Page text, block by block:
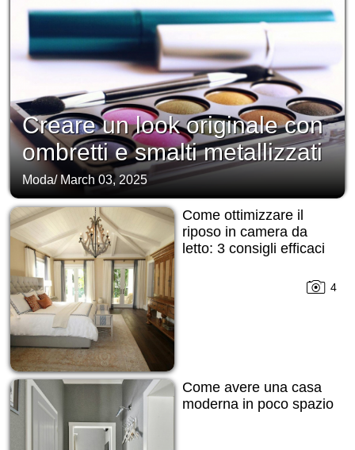
Creare un look originale con
ombretti e smalti metallizzati
Moda/ March 03, 2025
Come ottimizzare il
riposo in camera da
letto: 3 consigli efficaci
4
Come avere una casa
moderna in poco spazio